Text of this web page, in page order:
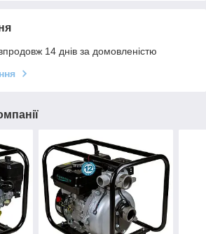
14 днів за домовленістю